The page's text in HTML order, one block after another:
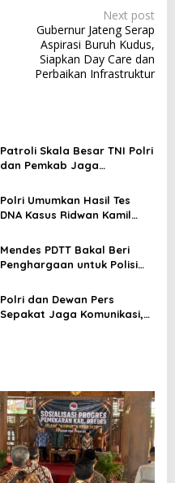
Next post
Gubernur Jateng Serap
Aspirasi Buruh Kudus,
Siapkan Day Care dan
Perbaikan Infrastruktur
Patroli Skala Besar TNI Polri
dan Pemkab Jaga
Polri Umumkan Hasil Tes
DNA Kasus Ridwan Kamil
Mendes PDTT Bakal Beri
Penghargaan untuk Polisi
Hoegeng Awards
Polri dan Dewan Pers
Sepakat Jaga Komunikasi,